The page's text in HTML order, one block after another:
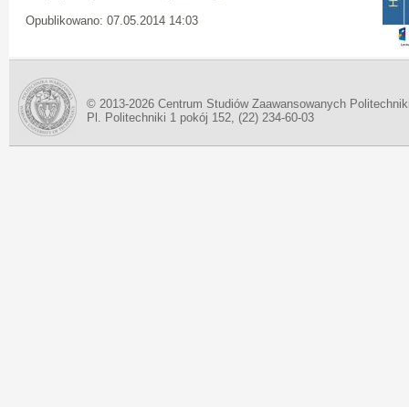
Opublikowano: 07.05.2014 14:03
© 2013-2026 Centrum Studiów Zaawansowanych
Pl. Politechniki 1 pokój 152, (22) 234-60-03